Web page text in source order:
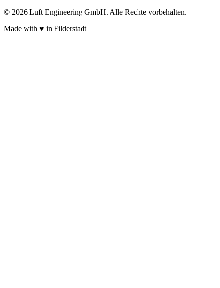
© 2026 Luft Engineering GmbH. Alle Rechte vorbehalten.
Made with ♥ in Filderstadt